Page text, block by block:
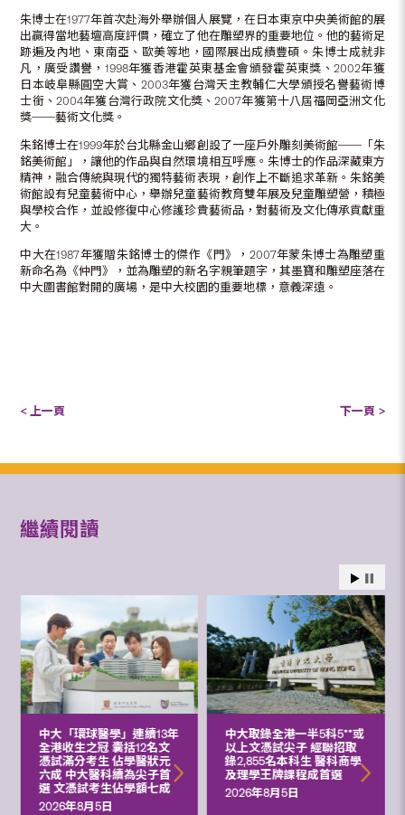
朱博士在1977年首次赴海外舉辦個人展覽，在日本東京中央美術館的展
出贏得當地藝壇高度評價，確立了他在雕塑界的重要地位。他的藝術足
跡遍及內地、東南亞、歐美等地，國際展出成績豐碩。朱博士成就非
凡，廣受讚譽，1998年獲香港霍英東基金會頒發霍英東獎、2002年獲
日本岐阜縣圓空大賞、2003年獲台灣天主教輔仁大學頒授名譽藝術博
士銜、2004年獲台灣行政院文化獎、2007年獲第十八屆福岡亞洲文化
獎──藝術文化獎。
朱銘博士在1999年於台北縣金山鄉創設了一座戶外雕刻美術館──「朱
銘美術館」，讓他的作品與自然環境相互呼應。朱博士的作品深藏東方
精神，融合傳統與現代的獨特藝術表現，創作上不斷追求革新。朱銘美
術館設有兒童藝術中心，舉辦兒童藝術教育雙年展及兒童雕塑營，積極
與學校合作，並設修復中心修護珍貴藝術品，對藝術及文化傳承貢獻重
大。
中大在1987年獲贈朱銘博士的傑作《門》，2007年蒙朱博士為雕塑重
新命名為《仲門》，並為雕塑的新名字親筆題字，其墨寶和雕塑座落在
中大圖書館對開的廣場，是中大校園的重要地標，意義深遠。
< 上一頁 下一頁 >
繼續閱讀
中大「環球醫學」連續13年
全港收生之冠 囊括12名文
憑試滿分考生 佔學醫狀元
六成 中大醫科續為尖子首
選 文憑試考生佔學額七成
2026年8月5日
中大取錄全港一半5科5**或
以上文憑試尖子 經聯招取
錄2,855名本科生 醫科商學
及理學王牌課程成首選
2026年8月5日